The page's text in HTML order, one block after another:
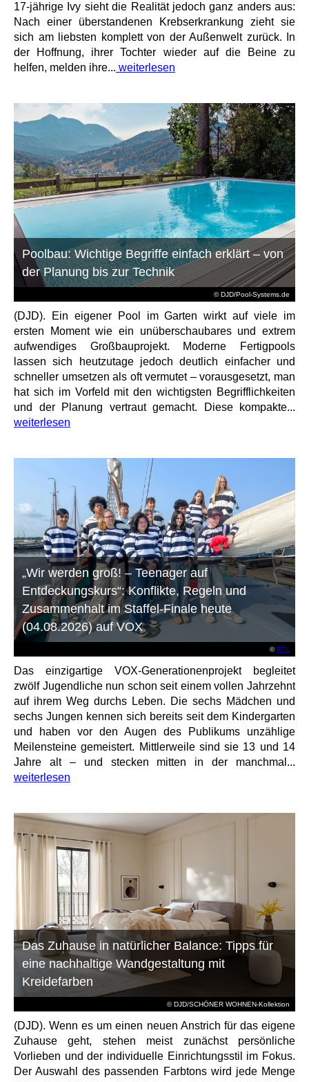
17-jährige Ivy sieht die Realität jedoch ganz anders aus:
Nach einer überstandenen Krebserkrankung zieht sie
sich am liebsten komplett von der Außenwelt zurück. In
der Hoffnung, ihrer Tochter wieder auf die Beine zu
helfen, melden ihre... weiterlesen
© DJD/Pool-Systems.de
Poolbau: Wichtige Begriffe einfach erklärt – von
der Planung bis zur Technik
(DJD). Ein eigener Pool im Garten wirkt auf viele im
ersten Moment wie ein unüberschaubares und extrem
aufwendiges Großbauprojekt. Moderne Fertigpools
lassen sich heutzutage jedoch deutlich einfacher und
schneller umsetzen als oft vermutet – vorausgesetzt, man
hat sich im Vorfeld mit den wichtigsten Begrifflichkeiten
und der Planung vertraut gemacht. Diese kompakte...
weiterlesen
©RTL
„Wir werden groß! – Teenager auf
Entdeckungskurs“: Konflikte, Regeln und
Zusammenhalt im Staffel-Finale heute
(04.08.2026) auf VOX
Das einzigartige VOX-Generationenprojekt begleitet
zwölf Jugendliche nun schon seit einem vollen Jahrzehnt
auf ihrem Weg durchs Leben. Die sechs Mädchen und
sechs Jungen kennen sich bereits seit dem Kindergarten
und haben vor den Augen des Publikums unzählige
Meilensteine gemeistert. Mittlerweile sind sie 13 und 14
Jahre alt – und stecken mitten in der manchmal...
weiterlesen
© DJD/SCHÖNER WOHNEN-Kollektion
Das Zuhause in natürlicher Balance: Tipps für
eine nachhaltige Wandgestaltung mit
Kreidefarben
(DJD). Wenn es um einen neuen Anstrich für das eigene
Zuhause geht, stehen meist zunächst persönliche
Vorlieben und der individuelle Einrichtungsstil im Fokus.
Der Auswahl des passenden Farbtons wird jede Menge